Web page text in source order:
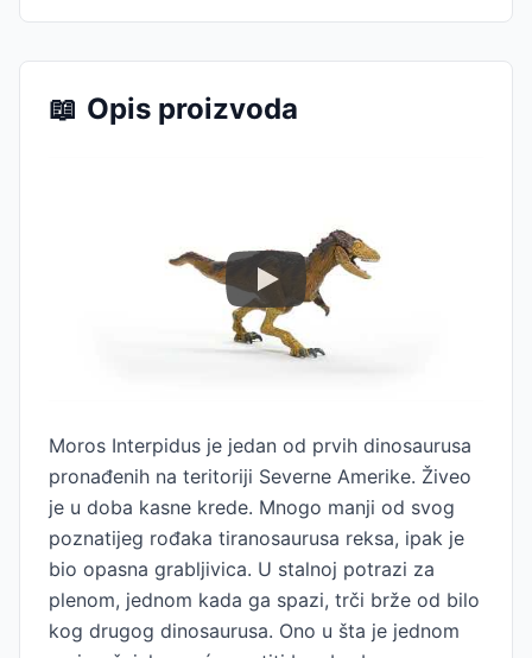
📖 Opis proizvoda
Moros Interpidus je jedan od prvih dinosaurusa
pronađenih na teritoriji Severne Amerike. Živeo
je u doba kasne krede. Mnogo manji od svog
poznatijeg rođaka tiranosaurusa reksa, ipak je
bio opasna grabljivica. U stalnoj potrazi za
plenom, jednom kada ga spazi, trči brže od bilo
kog drugog dinosaurusa. Ono u šta je jednom